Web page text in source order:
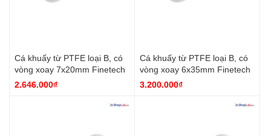
Cá khuấy từ PTFE loại B, có
vòng xoay 7x20mm Finetech
2.646.000₫
Cá khuấy từ PTFE loại B, có
vòng xoay 6x35mm Finetech
3.200.000₫